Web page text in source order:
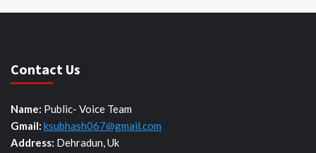
Contact Us
Name: Public- Voice Team
Gmail: ksubhash067@gmail.com
Address: Dehradun, Uk